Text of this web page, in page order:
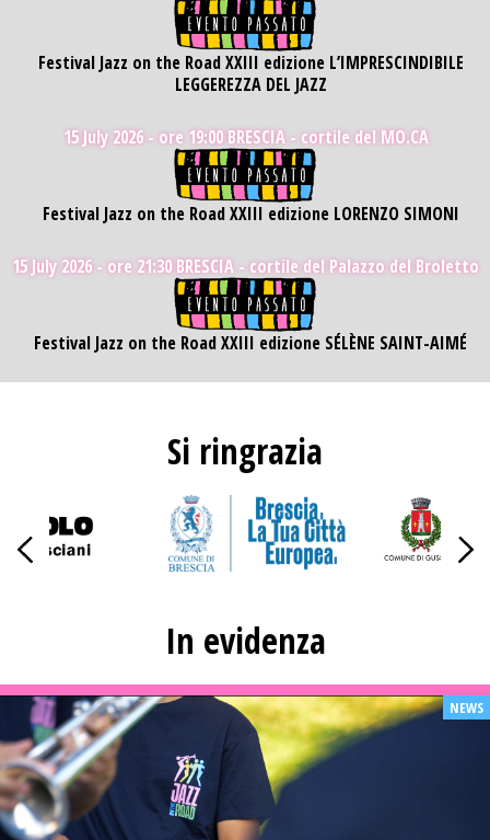
Festival Jazz on the Road XXIII edizione L’IMPRESCINDIBILE
LEGGEREZZA DEL JAZZ
15 July 2026 - ore 19:00BRESCIA - cortile del MO.CA
Festival Jazz on the Road XXIII edizione LORENZO SIMONI
15 July 2026 - ore 21:30BRESCIA - cortile del Palazzo del Broletto
Festival Jazz on the Road XXIII edizione SÉLÈNE SAINT-AIMÉ
Si ringrazia
In evidenza